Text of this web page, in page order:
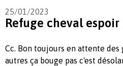
25/01/2023
Refuge cheval
Cc. Bon toujours en attente
autres ça bouge pas c'est